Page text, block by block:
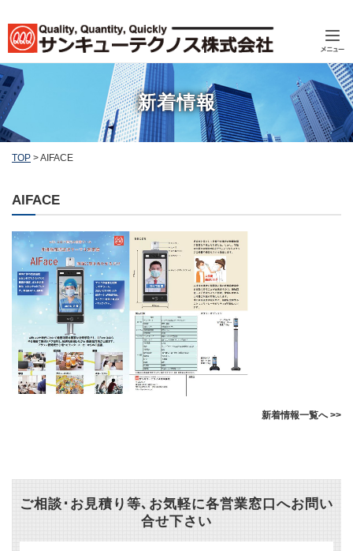
新着情報
TOP >AIFACE
AIFACE
新着情報一覧へ >>
ご相談･お見積り等､お気軽に各営業窓口へお問い
合せ下さい